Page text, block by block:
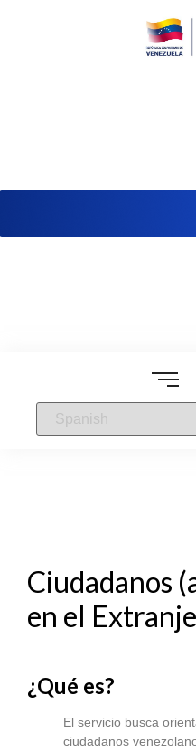
Ciudadanos
en el
¿Qué es?
El servicio busca
ciudadanos